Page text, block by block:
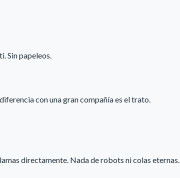
Sin papeleos.
con una gran compañía es el trato.
directamente. Nada de robots ni colas eternas.